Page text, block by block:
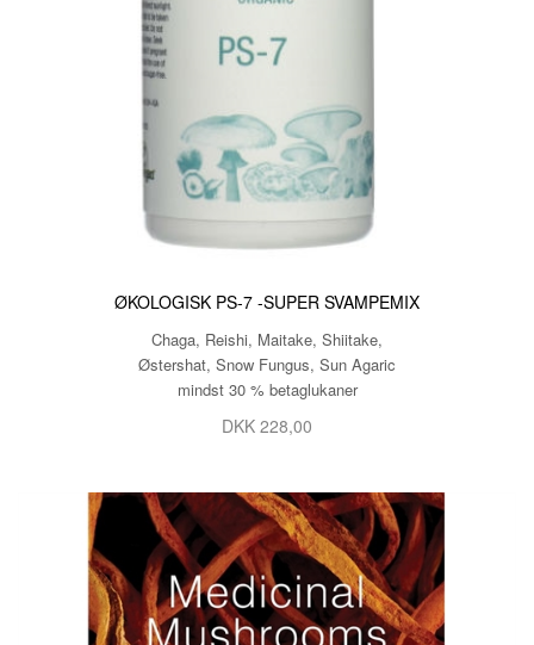
ØKOLOGISK PS-7 -SUPER SVAMPEMIX
Chaga, Reishi, Maitake, Shiitake,
Østershat, Snow Fungus, Sun Agaric
mindst 30 % betaglukaner
DKK 228,00